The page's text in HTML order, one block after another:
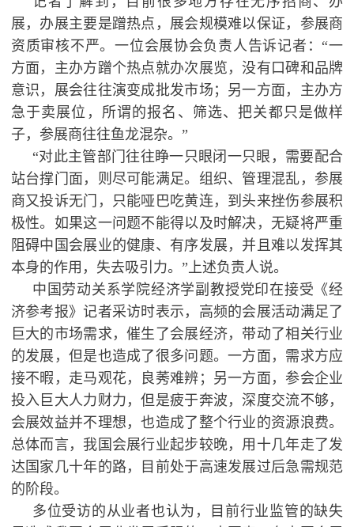
展，办展主要是蹭热点，展会规模难以保证，参展商
资质审核不严。一位会展协会负责人告诉记者：“一
方面，主办方蹭个热点就办次展览，没有口碑和品牌
意识，展会往往演变成批发市场；另一方面，主办方
急于卖展位，所谓的报名、筛选、把关都只是做样
子，参展商往往鱼龙混杂。”
“对此主管部门往往睁一只眼闭一只眼，需要配合
站台撑门面，则尽可能满足。组织、管理混乱，参展
商又投诉无门，只能哑巴吃黄连，到头来挫伤参展积
极性。如果这一问题不能得以及时解决，无疑将严重
阻碍中国会展业的健康、有序发展，并且难以发挥其
本身的作用，失去吸引力。”上述负责人说。
中国劳动关系学院经济学副教授党印在接受《经
济参考报》记者采访时表示，高频的会展活动满足了
巨大的市场需求，催生了会展经济，带动了相关行业
的发展，但是也造成了很多问题。一方面，需求方应
接不暇，走马观花，良莠难辨；另一方面，参会企业
投入巨大人力财力，但是疲于奔波，深度交流不够，
会展效益并不理想，也造成了整个行业的资源浪费。
总体而言，我国会展行业起步较晚，用十几年走了发
达国家几十年的路，目前处于高速发展过后急需规范
的阶段。
多位受访的从业者也认为，目前行业监管的缺失